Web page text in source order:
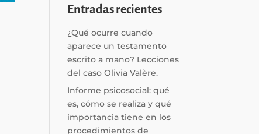
Entradas recientes
¿Qué ocurre cuando
aparece un testamento
escrito a mano? Lecciones
del caso Olivia Valère.
Informe psicosocial: qué
es, cómo se realiza y qué
importancia tiene en los
procedimientos de